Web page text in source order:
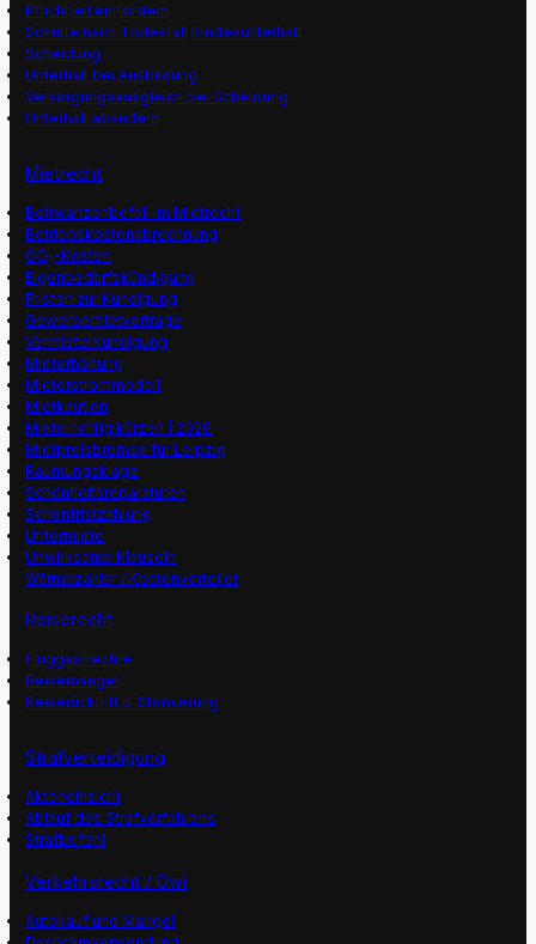
Pflichtteil einfordern
Schritte nach Todesfall Kindesunterhalt
Scheidung
Unterhalt bei Ausbildung
Versorgungsausgleich bei Scheidung
Unterhalt abändern
Mietrecht
Bettwanzenbefall im Mietrecht
Betriebskostenabrechnung
CO₂-Kosten
Eigenbedarfskündigung
Fristen zur Kündigung
Gewerbemietverträge
Vermieterkündigung
Mieterhöhung
Mieterstrommodell
Mietkaution
Miete richtig kürzen | 2026
Mietpreisbremse für Leipzig
Räumungsklage
Schönheitsreparaturen
Schonfristzahlung
Untermiete
Unwirksame Klauseln
Wärmezähler / Kostenverteiler
Reiserecht
Fluggastrechte
Reisemängel
Reiserücktritt u. Stornierung
Strafverteidigung
Akteneinsicht
Ablauf des Strafverfahrens
Strafbefehl
Verkehrsrecht / Owi
Autokauf und Mangel